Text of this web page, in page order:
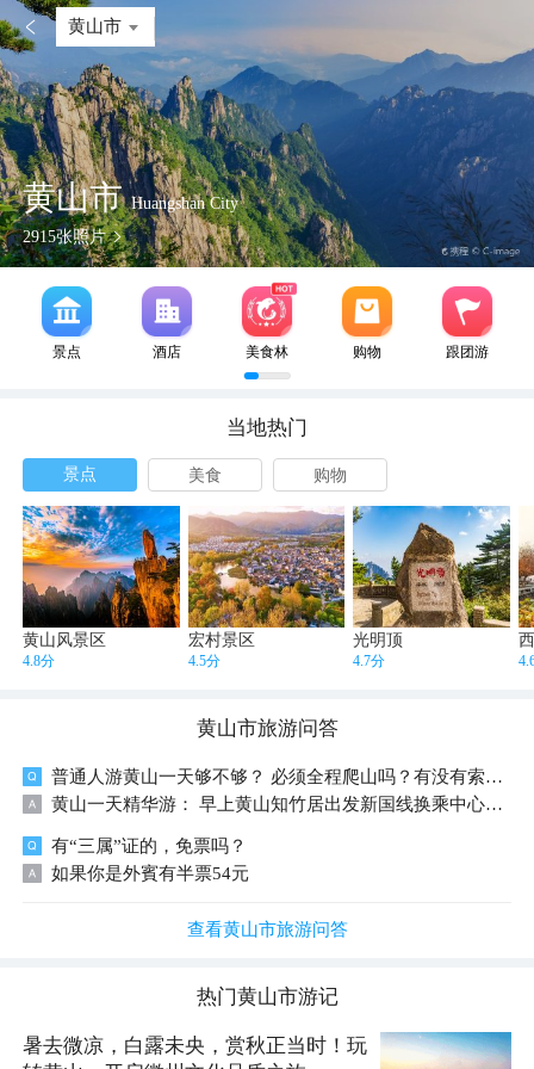
 黄山市
黄山市Huangshan City
2915张照片
景点 酒店 美食林 购物 跟团游
当地热门
景点 美食 购物
黄山风景区
4.8分
宏村景区
4.5分
光明顶
4.7分
黄山市旅游问答
普通人游黄山一天够不够？ 必须全程爬山吗？有没有索道能节省体力？
黄山一天精华游： 早上黄山知竹居出发新国线换乘中心专线车&rarr;云谷寺索道上行至白鹅新站&rarr;石笋峰&rarr;始信峰&rarr;黑虎松&rarr;梦笔生花&rarr;北海&rarr;清凉台往返&rarr;西海饭店&rarr;排云亭&rarr;一环&rarr;二环&mdash;&rarr;谷底乘坐西海地轨观光缆车（西海小火车）到大峡谷观光缆车西海上站&rarr;天海美食广场&rarr;光明顶往返&rarr;鳌鱼峰&rarr;螯鱼洞、一线天&rarr;莲花亭&rarr;幸福大道&rarr;玉屏楼..迎客松&rarr;好汉坡&rarr;玉屏索道&rarr;慈光阁温泉站乘车&rarr;黄山知竹居或新国线换乘中心。
有“三属”证的，免票吗？
如果你是外賓有半票54元
查看黄山市旅游问答
热门黄山市游记
暑去微凉，白露未央，赏秋正当时！玩